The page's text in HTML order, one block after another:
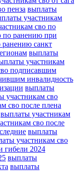
пенза выплаты
участникам
сво по
по ранению при
ранению санкт
выплаты
участникам
подписавшим
инвалидность
выплаты
участникам сво
сво после плена
выплаты участникам
сво после
выплаты
участникам сво
гибели 2024
выплаты
выплаты